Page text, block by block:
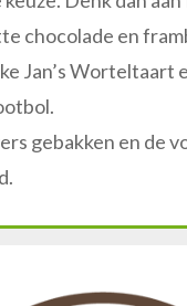
chocolade en
Jan’s Worteltaart
gebakken en de